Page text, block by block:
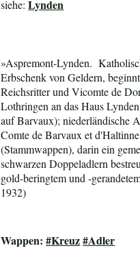
siehe:Lynden
»Aspremont-Lynden.
Erbschenk von Geldern,
Reichsritter und Vicomte de
Lothringen an das Haus
auf Barvaux); niederländische
Comte de Barvaux et
(Stammwappen), darin ein
schwarzen Doppeladlern
gold-beringtem und -
1932)
Wappen:#Kreuz#Adler